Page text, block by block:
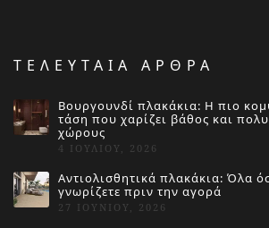
ΤΕΛΕΥΤΑΙΑ ΑΡΘΡΑ
Βουργουνδί πλακάκια: Η πιο
τάση που χαρίζει βάθος και
χώρους
4 ΙΟΥΛΊΟΥ, 2026
Αντιολισθητικά πλακάκια: Όλα
γνωρίζετε πριν την αγορά
27 ΙΟΥΝΊΟΥ, 2026